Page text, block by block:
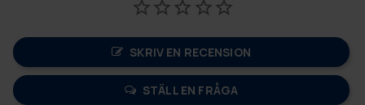
SKRIV EN RECENSION
STÄLL EN FRÅGA